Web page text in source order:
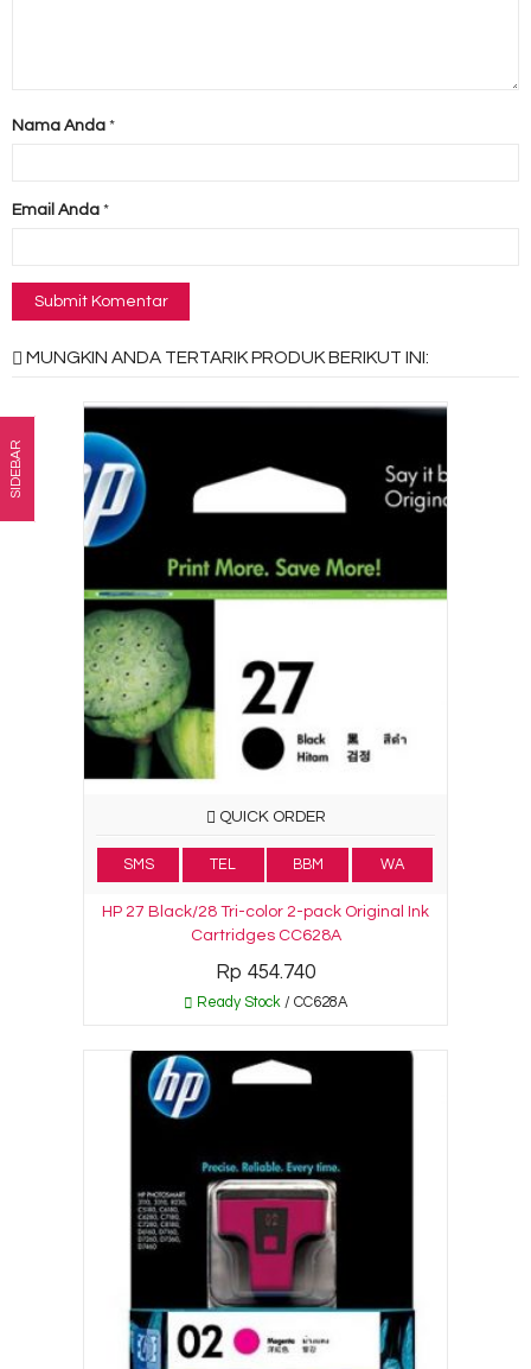
Nama Anda *
Email Anda *
MUNGKIN ANDA TERTARIK PRODUK BERIKUT INI:
QUICK ORDER
SMS TEL BBM WA
HP 27 Black/28 Tri-color 2-pack Original Ink
Cartridges CC628A
Rp 454.740
Ready Stock / CC628A
SIDEBAR